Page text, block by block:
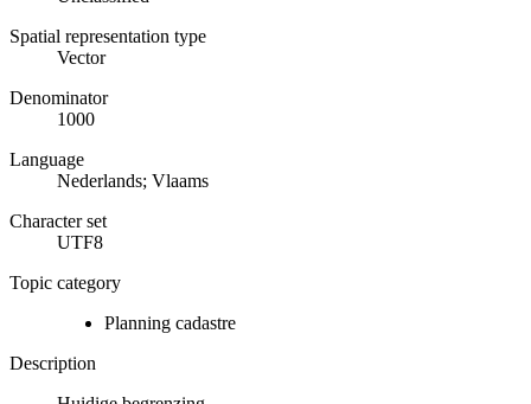
Spatial representation type
Vector
Denominator
1000
Language
Nederlands; Vlaams
Character set
UTF8
Topic category
Planning cadastre
Description